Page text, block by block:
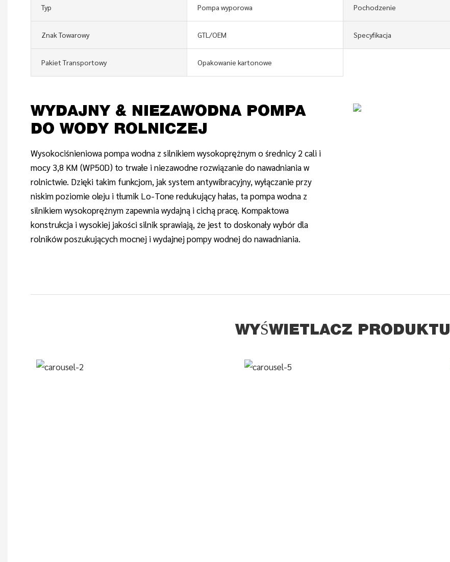
Typ Pompa wyporowa Pochodzenie
Znak Towarowy GTL/OEM Specyfikacja
Pakiet Transportowy Opakowanie kartonowe
WYDAJNY & NIEZAWODNA POMPA
DO WODY ROLNICZEJ
Wysokociśnieniowa pompa wodna z silnikiem wysokoprężnym o średnicy 2 cali i
mocy 3,8 KM (WP50D) to trwałe i niezawodne rozwiązanie do nawadniania w
rolnictwie. Dzięki takim funkcjom, jak system antywibracyjny, wyłączanie przy
niskim poziomie oleju i tłumik Lo-Tone redukujący hałas, ta pompa wodna z
silnikiem wysokoprężnym zapewnia wydajną i cichą pracę. Kompaktowa
konstrukcja i wysokiej jakości silnik sprawiają, że jest to doskonały wybór dla
rolników poszukujących mocnej i wydajnej pompy wodnej do nawadniania.
WYŚWIETLACZ PRODUKTU